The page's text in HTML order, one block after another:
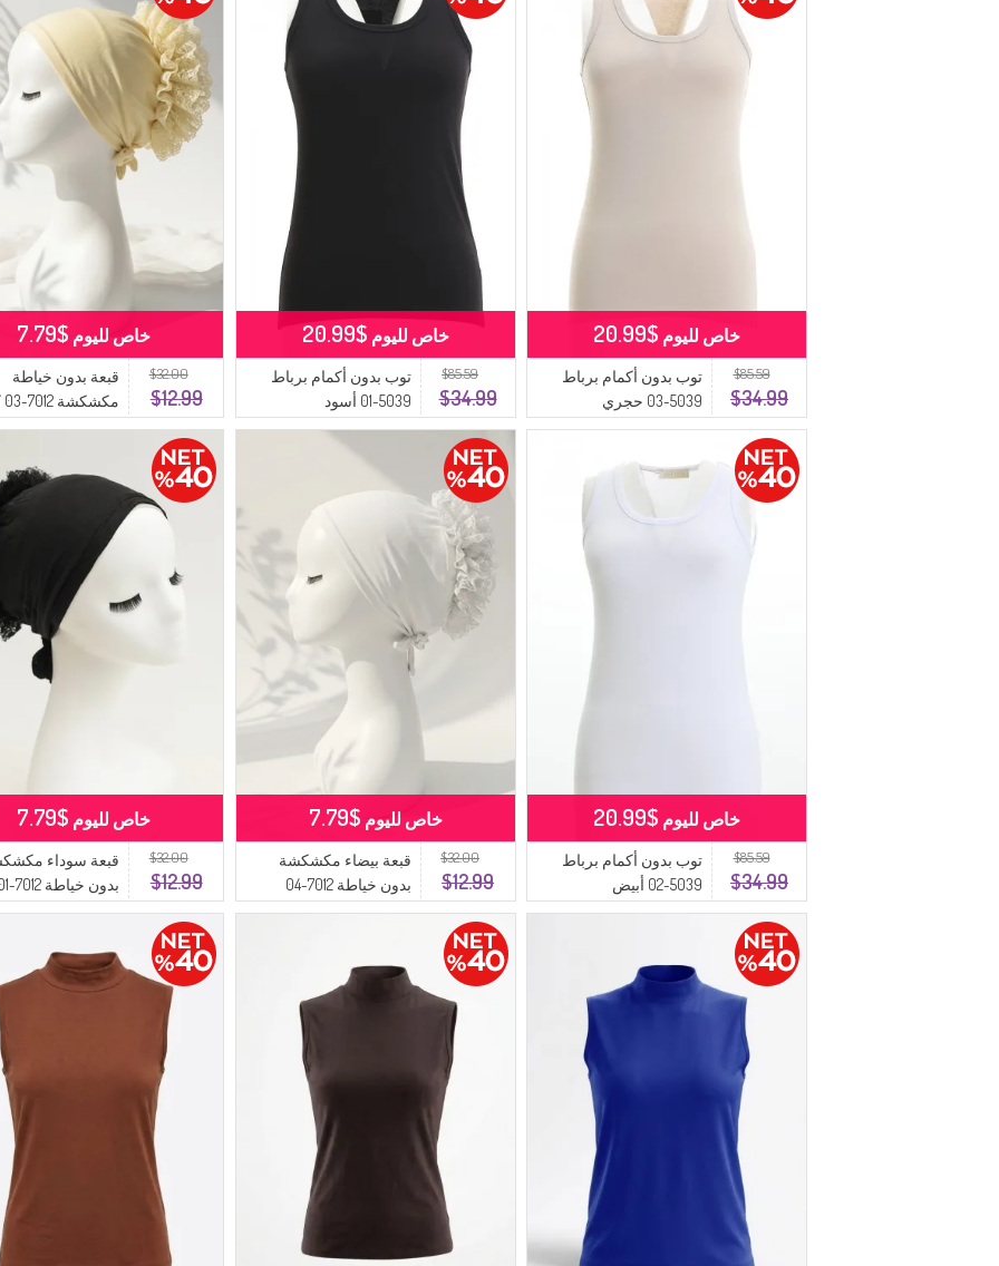
$85.59
$34.99
توب بدون أكمام برباط
5039-03 حجري
خاص لليوم $20.99
$85.59
$34.99
توب بدون أكمام برباط
5039-01 أسود
خاص لليوم $20.99
$32.00
$12.99
قبعة بدون خياطة
مكشكشة 7012-03 كريمي
خاص لليوم $7.79
$85.59
$34.99
توب بدون أكمام برباط
5039-02 أبيض
خاص لليوم $20.99
$32.00
$12.99
قبعة بيضاء مكشكشة
بدون خياطة 7012-04
خاص لليوم $7.79
$32.00
$12.99
قبعة سوداء
بدون خياطة 7012-01
خاص لليوم $7.79